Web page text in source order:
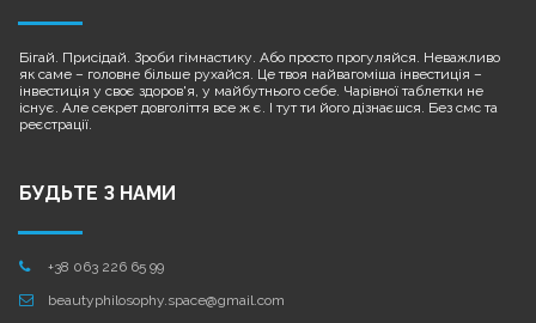
Бігай. Присідай. Зроби гімнастику. Або просто прогуляйся. Неважливо
як саме – головне більше рухайся. Це твоя найвагоміша інвестиція –
інвестиція у своє здоров'я, у майбутнього себе. Чарівної таблетки не
існує. Але секрет довголіття все ж є. І тут ти його дізнаєшся. Без смс та
реєстрації.
БУДЬТЕ З НАМИ
 +38 063 226 65 99
 beautyphilosophy.space@gmail.com